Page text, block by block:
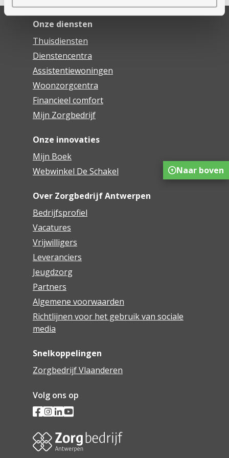
Onze diensten
Thuisdiensten
Dienstencentra
Assistentiewoningen
Woonzorgcentra
Financieel comfort
Mijn Zorgbedrijf
Onze innovaties
Mijn Boek
Webwinkel De Schakel
Over Zorgbedrijf Antwerpen
Bedrijfsprofiel
Vacatures
Vrijwilligers
Leveranciers
Jeugdzorg
Partners
Algemene voorwaarden
Richtlijnen voor het gebruik van sociale
media
Snelkoppelingen
Zorgbedrijf Vlaanderen
Volg ons op
Naar boven